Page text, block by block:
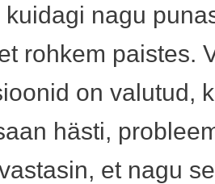
kuidagi nagu
rohkem paistes.
on valutud,
hästi,
et nagu